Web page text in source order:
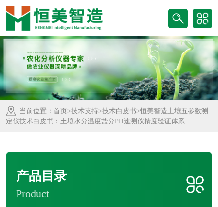
当前位置： 首页 >技术支持>技术白皮书>恒美智造土壤五参数测
定仪技术白皮书：土壤水分温度盐分PH速测仪精度验证体系
产品目录
Product